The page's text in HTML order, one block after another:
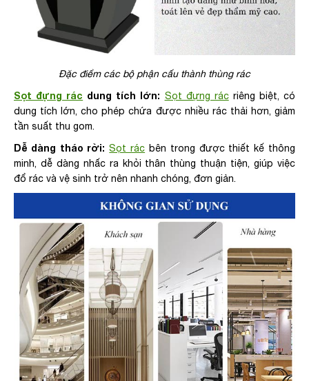
Đặc điểm các bộ phận cấu thành thùng rác
Sọt đựng rác dung tích lớn: Sọt đựng rácriêng biệt, có
dung tích lớn, cho phép chứa được nhiều rác thải hơn, giảm
tần suất thu gom.
Dễ dàng tháo rời: Sọt rác bên trong được thiết kế thông
minh, dễ dàng nhấc ra khỏi thân thùng thuận tiện, giúp việc
đổ rác và vệ sinh trở nên nhanh chóng, đơn giản.